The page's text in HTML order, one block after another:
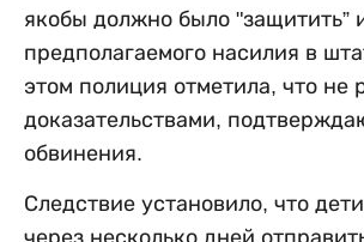
якобы должно было "защитить”
предполагаемого насилия в
этом полиция отметила, что не
доказательствами,
обвинения.
Следствие установило, что